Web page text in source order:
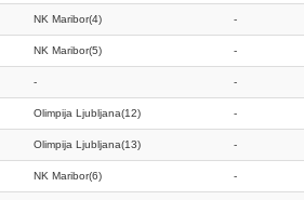
NK Maribor(4) -
NK Maribor(5) -
- -
Olimpija Ljubljana(12) -
Olimpija Ljubljana(13) -
NK Maribor(6) -